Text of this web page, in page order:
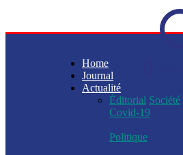
Home
Journal
Actualité
Éditorial Société
Covid-19
Politique